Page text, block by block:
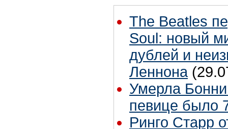
The Beatles
Soul: новый
дублей и
Леннона
Умерла
певице было
Ринго Старр